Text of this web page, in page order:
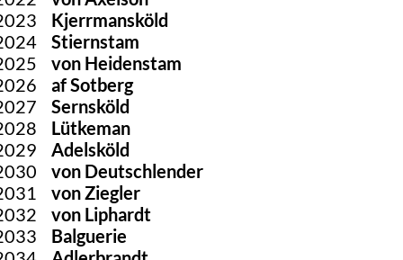
Kjerrmansköld
Stiernstam
von Heidenstam
af Sotberg
Sernsköld
Lütkeman
Adelsköld
von Deutschlender
von Ziegler
von Liphardt
Balguerie